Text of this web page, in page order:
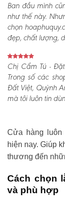
Ban đầu mình
như thế này.
chọn
đẹp, chất lượng,
Chị Cẩm Tú -
Trong số các
Đất Việt, Quỳnh
mà tôi luôn tin
Cửa hàng
hiện nay. Giúp
thương đến
Cách chọn
và phù hợp